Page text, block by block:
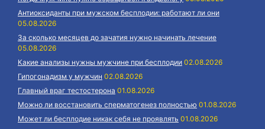
Антиоксиданты при мужском бесплодии: работают ли они
05.08.2026
За сколько месяцев до зачатия нужно начинать лечение
05.08.2026
Какие анализы нужны мужчине при бесплодии 02.08.2026
Гипогонадизм у мужчин 02.08.2026
Главный враг тестостерона 01.08.2026
Можно ли восстановить сперматогенез полностью 01.08.2026
Может ли бесплодие никак себя не проявлять 01.08.2026